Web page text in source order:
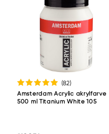
(82)
Amsterdam Acrylic akrylfarve
500 ml Titanium White 105